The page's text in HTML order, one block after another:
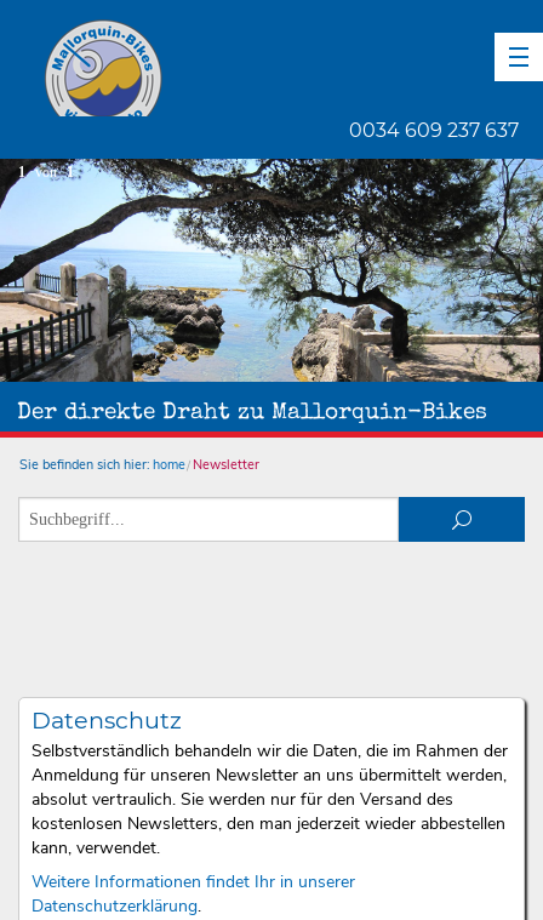
0034 609 237 637
Der direkte Draht zu Mallorquin-Bikes
1 von 1
Sie befinden sich hier: home Newsletter
Datenschutz
Selbstverständlich behandeln wir die Daten, die im Rahmen der
Anmeldung für unseren Newsletter an uns übermittelt werden,
absolut vertraulich. Sie werden nur für den Versand des
kostenlosen Newsletters, den man jederzeit wieder abbestellen
kann, verwendet.
Weitere Informationen findet Ihr in unserer
Datenschutzerklärung.